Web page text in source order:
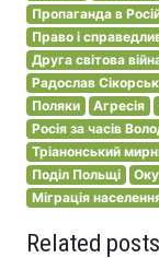
Пропаганда в
Право і
Друга світова
Радослав
Поляки
Агресія
Росія за часів
Тріанонський
Поділ Польщі
Міграція
Related posts